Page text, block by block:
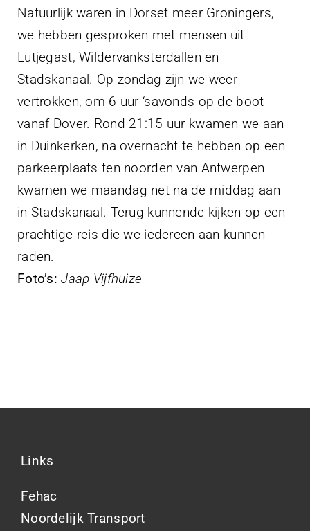
Natuurlijk waren in Dorset meer Groningers,
we hebben gesproken met mensen uit
Lutjegast, Wildervanksterdallen en
Stadskanaal. Op zondag zijn we weer
vertrokken, om 6 uur ‘savonds op de boot
vanaf Dover. Rond 21:15 uur kwamen we aan
in Duinkerken, na overnacht te hebben op een
parkeerplaats ten noorden van Antwerpen
kwamen we maandag net na de middag aan
in Stadskanaal. Terug kunnende kijken op een
prachtige reis die we iedereen aan kunnen
raden.
Foto’s: Jaap Vijfhuize
Links
Fehac
Noordelijk Transport